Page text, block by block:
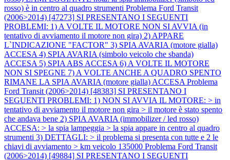
rosso) è in centro al quadro strumenti Problema Ford Transit
(2006>2014) [47273] SI PRESENTANO I SEGUENTI
PROBLEMI: 1) A VOLTE IL MOTORE NON SI AVVIA (in
tentativo di avviamento il motore non gira) 2) APPARE
L`INDICAZIONE "FACTOR" 3) SPIA AVARIA (motore gialla)
ACCESA 4) SPIA AVARIA (simbolo veicolo che sbanda)
ACCESA 5) SPIA ABS ACCESA 6) A VOLTE IL MOTORE
NON SI SPEGNE 7) A VOLTE ANCHE A QUADRO SPENTO
RIMANE LA SPIA AVARIA (motore gialla) ACCESA Problema
Ford Transit (2006>2014) [48383] SI PRESENTANO I
SEGUENTI PROBLEMI: 1) NON SI AVVIA IL MOTORE: > in
tentativo di avviamento il motore non gira > il motore è stato spento
che andava bene 2) SPIA AVARIA (immobilizer / led rosso)
ACCESA: > la spia lampeggia > la spia appare in centro al quadro
strumenti 3) DETTAGLI: > il problema si presenta con tutte e 2 le
chiavi di avviamento > km veicolo 135000 Problema Ford Transit
(2006>2014) [49884] SI PRESENTANO I SEGUENTI